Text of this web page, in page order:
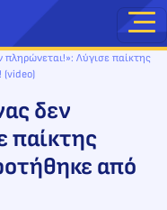
Λύγισε παίκτης
(video)
δεν
παίκτης
από